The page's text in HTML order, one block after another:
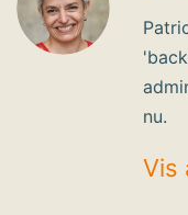
nu.
Vis